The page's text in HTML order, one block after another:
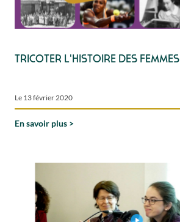
Tricoter l'histoire des femmes
Le 13 février 2020
En savoir plus